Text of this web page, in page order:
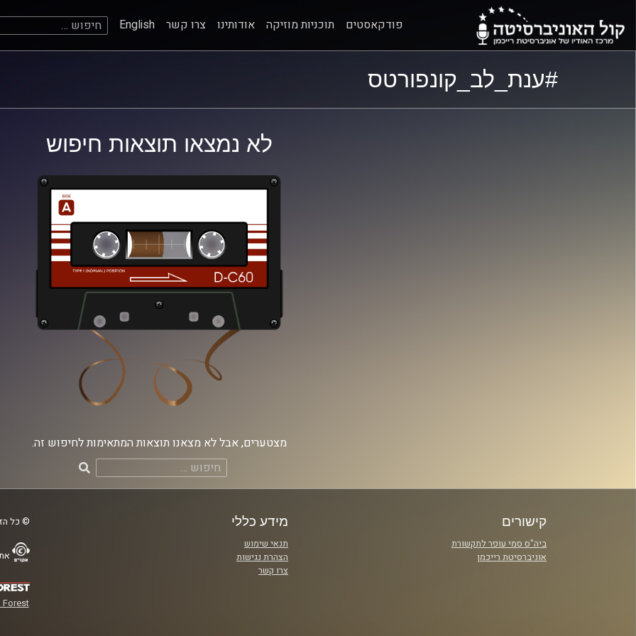
פודקאסטים תוכניות מוזיקה אודותינו צרו קשר English חיפוש:
#ענת_לב_קונפורטס
לא נמצאו תוצאות חיפוש
מצטערים, אבל לא מצאנו תוצאות המתאימות לחיפוש זה.
חיפוש:
קישורים
ביה"ס סמי עופר לתקשורת
אוניברסיטת רייכמן
מידע כללי
תנאי שימוש
הצהרת נגישות
צרו קשר
© כל
Forest